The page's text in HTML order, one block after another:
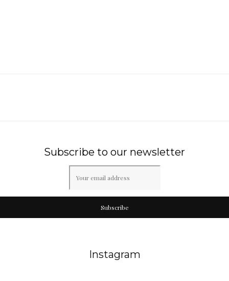
Subscribe to our newsletter
Subscribe
Instagram